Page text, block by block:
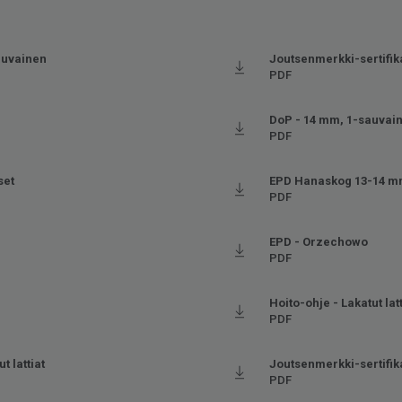
Joutsenmerkki-
PDF
DoP - 14 mm, 1-
PDF
EPD Hanaskog 13-14
PDF
EPD - Orzechowo
PDF
Hoito-ohje - Lakatut
PDF
lattiat
Joutsenmerkki-
PDF